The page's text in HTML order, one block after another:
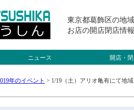
東京都葛飾区の地
お店の開店閉店情
ニュース 開店・
年のイベント > 1/19（土）アリオ亀有にて地